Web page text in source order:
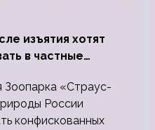
изъятия хотят
в частные
Зоопарка «Страус-
России
конфискованных